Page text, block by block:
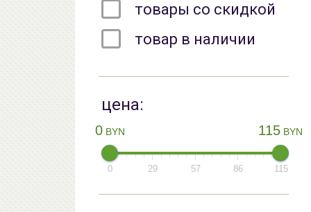
товары со скидкой
товар в наличии
цена:
0 BYN 115 BYN
0 29 57 86 115